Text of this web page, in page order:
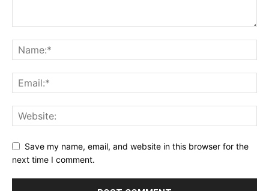
Save my name, email, and website in this browser for the
next time I comment.